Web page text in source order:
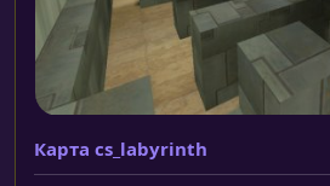
Карта cs_labyrinth